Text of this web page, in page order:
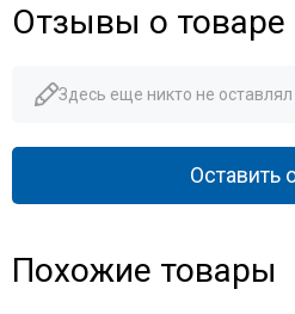
Отзывы о товаре
Здесь еще никто не
Оставить
Похожие товары